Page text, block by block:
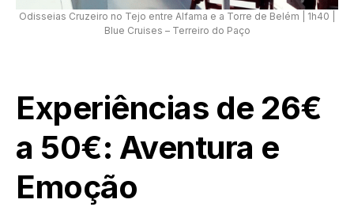
Odisseias Cruzeiro no Tejo entre Alfama e a Torre de Belém | 1h40 |
Blue Cruises – Terreiro do Paço
Experiências de 26€
a 50€: Aventura e
Emoção